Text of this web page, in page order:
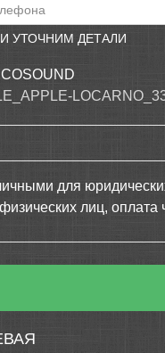
УТОЧНИМ ДЕТАЛИ
для
лиц, оплата